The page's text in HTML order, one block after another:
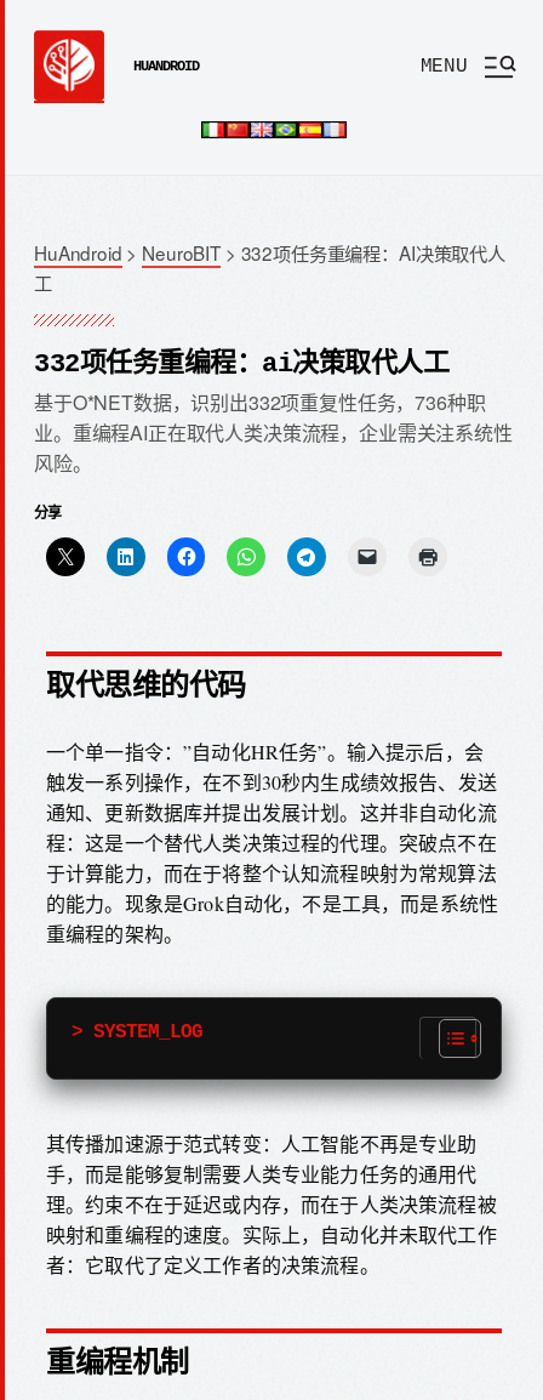
HUANDROID MENU
HuAndroid > NeuroBIT> 332项任务重编程：AI决策取代人
工
332项任务重编程：ai决策取代人工
基于O*NET数据，识别出332项重复性任务，736种职
业。重编程AI正在取代人类决策流程，企业需关注系统性
风险。
分享
取代思维的代码
一个单一指令：”自动化HR任务”。输入提示后，会
触发一系列操作，在不到30秒内生成绩效报告、发送
通知、更新数据库并提出发展计划。这并非自动化流
程：这是一个替代人类决策过程的代理。突破点不在
于计算能力，而在于将整个认知流程映射为常规算法
的能力。现象是Grok自动化，不是工具，而是系统性
重编程的架构。
> SYSTEM_LOG
其传播加速源于范式转变：人工智能不再是专业助
手，而是能够复制需要人类专业能力任务的通用代
理。约束不在于延迟或内存，而在于人类决策流程被
映射和重编程的速度。实际上，自动化并未取代工作
者：它取代了定义工作者的决策流程。
重编程机制